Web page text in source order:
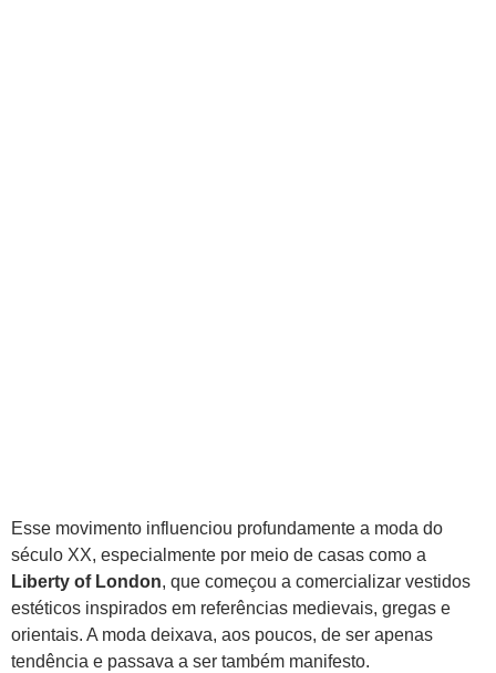
Esse movimento influenciou profundamente a moda do
século XX, especialmente por meio de casas como a
Liberty of London, que começou a comercializar vestidos
estéticos inspirados em referências medievais, gregas e
orientais. A moda deixava, aos poucos, de ser apenas
tendência e passava a ser também manifesto.